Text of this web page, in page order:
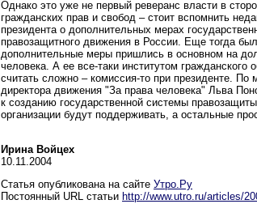
Однако это уже не первый реверанс власти в
гражданских прав и свобод – стоит вспомнить
президента о дополнительных мерах
правозащитного движения в России. Еще тогда
дополнительные меры пришлись в основном на
человека. А ее все-таки институтом гражданского
считать сложно – комиссия-то при президенте. По
директора движения "За права человека" Льва
к созданию государственной системы
организации будут поддерживать, а остальные
Ирина Войцех
10.11.2004
Статья опубликована на сайте Утро.Ру
Постоянный URL статьи http://www.utro.ru/articles/